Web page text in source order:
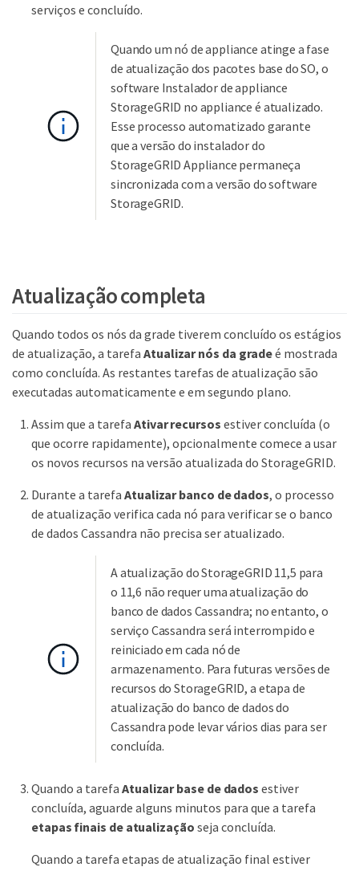
serviços e concluído.
Quando um nó de appliance atinge a fase
de atualização dos pacotes base do SO, o
software Instalador de appliance
StorageGRID no appliance é atualizado.
Esse processo automatizado garante
que a versão do instalador do
StorageGRID Appliance permaneça
sincronizada com a versão do software
StorageGRID.
Atualização completa
Quando todos os nós da grade tiverem concluído os estágios
de atualização, a tarefa Atualizar nós da gradeé mostrada
como concluída. As restantes tarefas de atualização são
executadas automaticamente e em segundo plano.
Assim que a tarefa Ativar recursos estiver concluída (o
que ocorre rapidamente), opcionalmente comece a usar
os novos recursos na versão atualizada do StorageGRID.
Durante a tarefa Atualizar banco de dados, o processo
de atualização verifica cada nó para verificar se o banco
de dados Cassandra não precisa ser atualizado.
A atualização do StorageGRID 11,5 para
o 11,6 não requer uma atualização do
banco de dados Cassandra; no entanto, o
serviço Cassandra será interrompido e
reiniciado em cada nó de
armazenamento. Para futuras versões de
recursos do StorageGRID, a etapa de
atualização do banco de dados do
Cassandra pode levar vários dias para ser
concluída.
Quando a tarefa Atualizar base de dados estiver
concluída, aguarde alguns minutos para que a tarefa
etapas finais de atualização seja concluída.
Quando a tarefa etapas de atualização final estiver